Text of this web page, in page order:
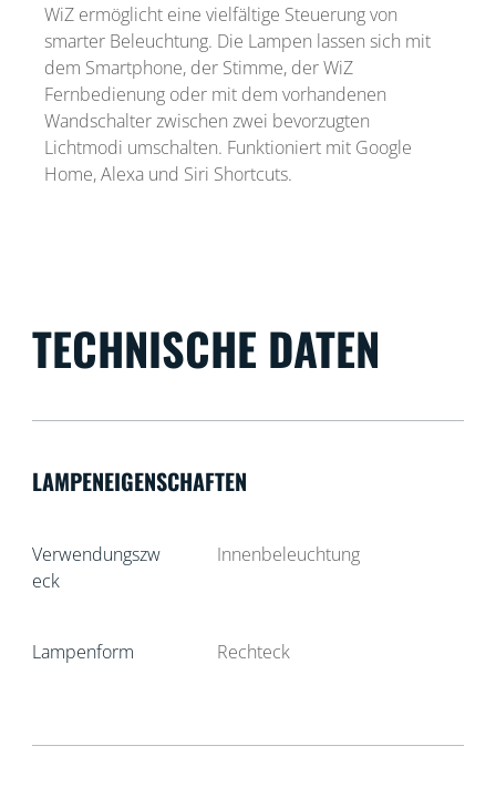
WiZ ermöglicht eine vielfältige Steuerung von
smarter Beleuchtung. Die Lampen lassen sich mit
dem Smartphone, der Stimme, der WiZ
Fernbedienung oder mit dem vorhandenen
Wandschalter zwischen zwei bevorzugten
Lichtmodi umschalten. Funktioniert mit Google
Home, Alexa und Siri Shortcuts.
TECHNISCHE DATEN
LAMPENEIGENSCHAFTEN
Verwendungszw
eck
Innenbeleuchtung
Lampenform Rechteck